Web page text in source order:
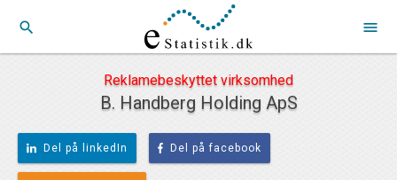
search menu
Reklamebeskyttet virksomhed
B. Handberg Holding ApS
Del på linkedIn Del på facebook